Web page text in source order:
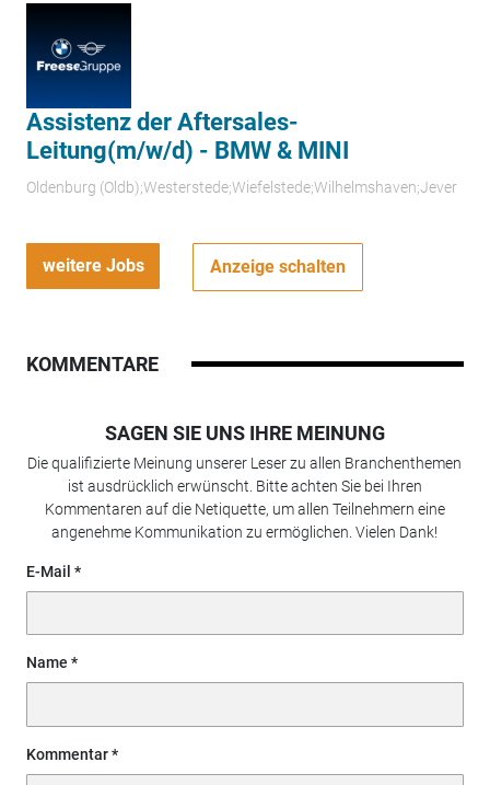
Assistenz der Aftersales-
Leitung(m/w/d) - BMW & MINI
Oldenburg (Oldb);Westerstede;Wiefelstede;Wilhelmshaven;Jever
weitere Jobs Anzeige schalten
KOMMENTARE
SAGEN SIE UNS IHRE MEINUNG
Die qualifizierte Meinung unserer Leser zu allen Branchenthemen
ist ausdrücklich erwünscht. Bitte achten Sie bei Ihren
Kommentaren auf die Netiquette, um allen Teilnehmern eine
angenehme Kommunikation zu ermöglichen. Vielen Dank!
E-Mail
Name
Kommentar